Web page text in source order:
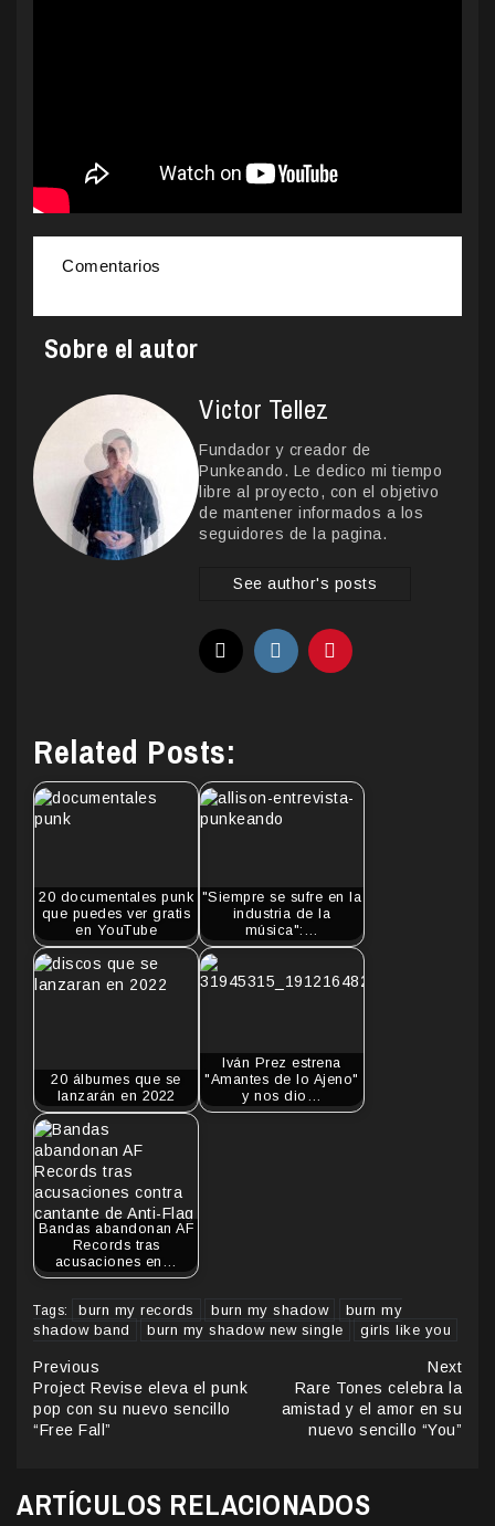
Comentarios
Sobre el autor
Victor Tellez
Fundador y creador de
Punkeando. Le dedico mi tiempo
libre al proyecto, con el objetivo
de mantener informados a los
seguidores de la pagina.
See author's posts
Related Posts:
20 documentales punk
que puedes ver gratis
en YouTube
"Siempre se sufre en la
industria de la
música":…
20 álbumes que se
lanzarán en 2022
Iván Prez estrena
"Amantes de lo Ajeno"
y nos dio…
Bandas abandonan AF
Records tras
acusaciones en…
Tags: burn my records burn my shadow
burn my
shadow band
burn my shadow new single girls like you
Continue
Reading
Previous
Project Revise eleva el punk
pop con su nuevo sencillo
“Free Fall”
Next
Rare Tones celebra la
amistad y el amor en su
nuevo sencillo “You”
ARTÍCULOS RELACIONADOS